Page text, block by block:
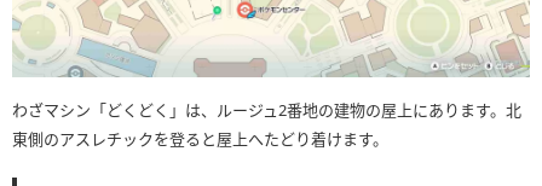
わざマシン「どくどく」は、ルージュ2番地の建物の屋上にあります。北
東側のアスレチックを登ると屋上へたどり着けます。